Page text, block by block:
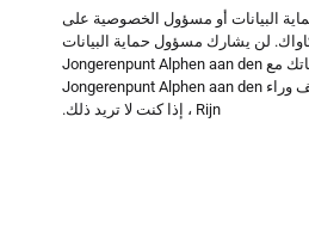
البيانات أو مسؤول الخصوصية على
لن يشارك مسؤول حماية البيانات
ومسؤول الخصوصية بياناتك مع Jongerenpunt Alphen aan den
Rijn ، المنظمات التي تقف وراء Jongerenpunt Alphen aan den
Rijn ، إذا كنت لا تريد ذلك.